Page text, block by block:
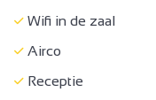
Traiteur
Verhuur zaal
Gezinskamer
Wifi in de zaal
Airco
Receptie